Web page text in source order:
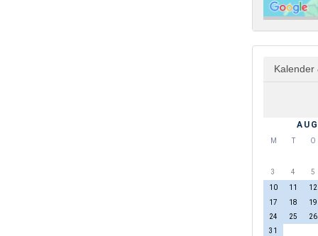
Kalender
M O
3 4
5
10
11
12
17
18
19
24
25
26
31